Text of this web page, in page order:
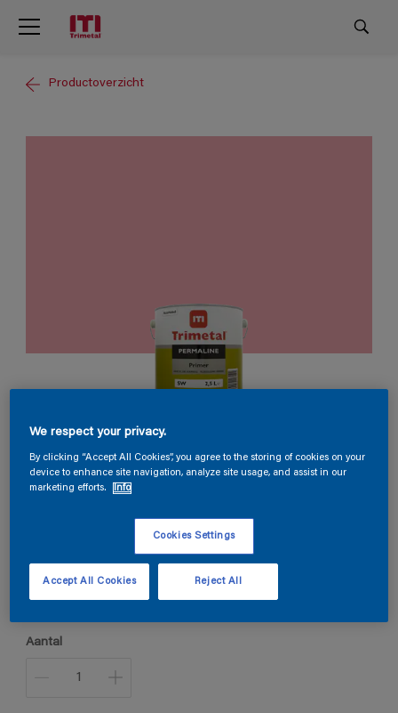
Productoverzicht
Permaline Primer
A8.17.69
Verpakkingsgrootte
Aantal
We respect your privacy.
By clicking “Accept All Cookies”, you agree to the storing of cookies on your
device to enhance site navigation, analyze site usage, and assist in our
marketing efforts.
Info
Cookies Settings
Reject All
Accept All Cookies